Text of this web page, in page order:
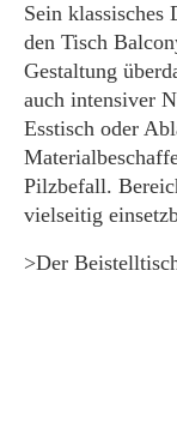
Sein
den Tisch
Gestaltung
auch intensiver
Esstisch oder
Pilzbefall.
vielseitig
>Der